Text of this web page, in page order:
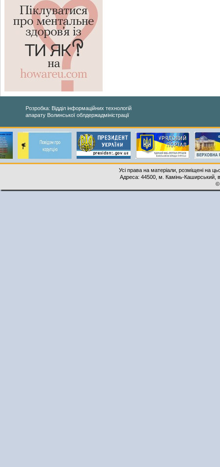
Розробка: Відділ інформаційних технологій
апарату Волинської облдержадміністрації
Усі права на матеріали, розміщені на
Адреса: 44500, м. Камінь-Каширський,
©